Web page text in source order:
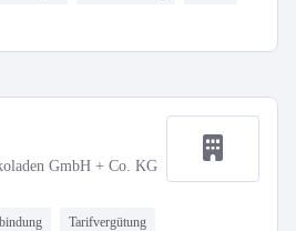
GmbH + Co. KG
Tarifvergütung